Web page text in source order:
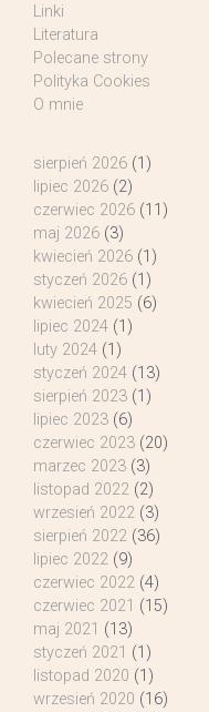
Linki
Literatura
Polecane strony
Polityka Cookies
O mnie
sierpień 2026 (1)
lipiec 2026 (2)
czerwiec 2026 (11)
maj 2026 (3)
kwiecień 2026 (1)
styczeń 2026 (1)
kwiecień 2025 (6)
lipiec 2024 (1)
luty 2024 (1)
styczeń 2024 (13)
sierpień 2023 (1)
lipiec 2023 (6)
czerwiec 2023 (20)
marzec 2023 (3)
listopad 2022 (2)
wrzesień 2022 (3)
sierpień 2022 (36)
lipiec 2022 (9)
czerwiec 2022 (4)
czerwiec 2021 (15)
maj 2021 (13)
styczeń 2021 (1)
listopad 2020 (1)
wrzesień 2020 (16)